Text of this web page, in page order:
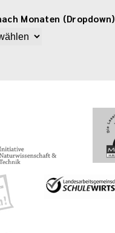
Monaten (Dropdown)